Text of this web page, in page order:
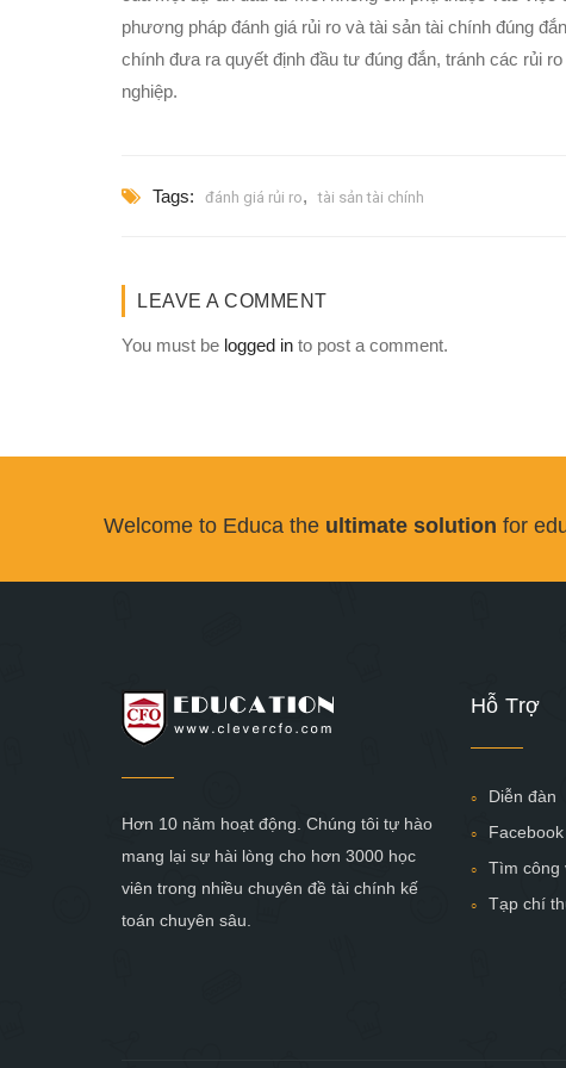
phương pháp đánh giá rủi ro và tài sản tài chính đúng
chính đưa ra quyết định đầu tư đúng đắn, tránh các rủi
nghiệp.
Tags: đánh giá rủi ro, tài sản tài chính
LEAVE A COMMENT
You must be logged in to post a comment.
Welcome to Educa the ultimate solution for
Hơn 10 năm hoạt động. Chúng tôi tự hào
mang lại sự hài lòng cho hơn 3000 học
viên trong nhiều chuyên đề tài chính kế
toán chuyên sâu.
Hỗ Trợ
Diễn đàn
Facebook
Tìm công
Tạp chí